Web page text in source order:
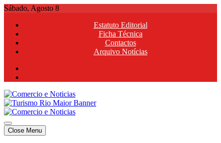
Skip
content
Sábado, Agosto 8
Estatuto Editorial
Ficha Técnica
Contactos
Arquivo Notícias
Comercio e Noticias
Notícias e Publicidade Online
Comercio e Noticias
Notícias e Publicidade Online
Close Menu